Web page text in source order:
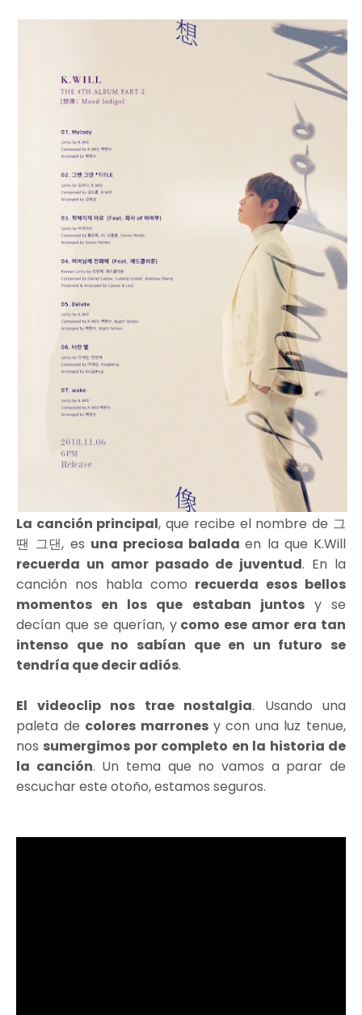
La canción principal, que recibe el nombre de 그
땐 그댄, es una preciosa baladaen la que K.Will
recuerda un amor pasado de juventud. En la
canción nos habla como recuerda esos bellos
momentos en los que estaban juntosy se
decían que se querían, ycomo ese amor era tan
intenso que no sabían que en un futuro se
tendría que decir adiós.
El videoclip nos trae nostalgia. Usando una
paleta de colores marrones y con una luz tenue,
nos sumergimos por completo en la historia de
la canción. Un tema que no vamos a parar de
escuchar este otoño, estamos seguros.